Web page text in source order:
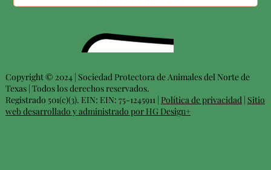
Copyright © 2024 | Sociedad Protectora de Animales del Norte de
Texas | Todos los derechos reservados.
Registrado 501(c)(3). EIN: EIN: 75-1245911 | Política de privacidad| Sitio
web desarrollado y administrado por HG Design+